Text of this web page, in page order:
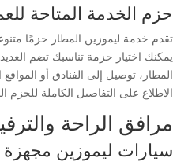
حزم الخدمة المتاحة
تقدم خدمة ليموزين المطار حزمًا
يمكنك اختيار حزمة تناسبك تضم
المطار، توصيل إلى الفنادق أو
الاطلاع على التفاصيل الكاملة
مرافق الراحة
سيارات ليموزين مجهزة